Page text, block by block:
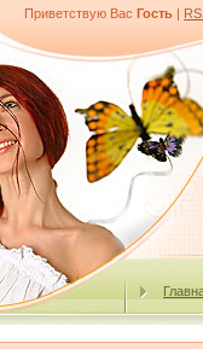
Приветствую Вас Гость |